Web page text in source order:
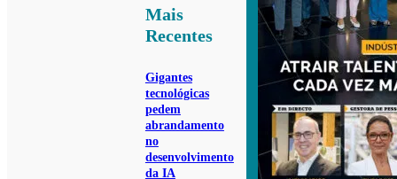
Mais
Recentes
Gigantes
tecnológicas
pedem
abrandamento
no
desenvolvimento
da IA